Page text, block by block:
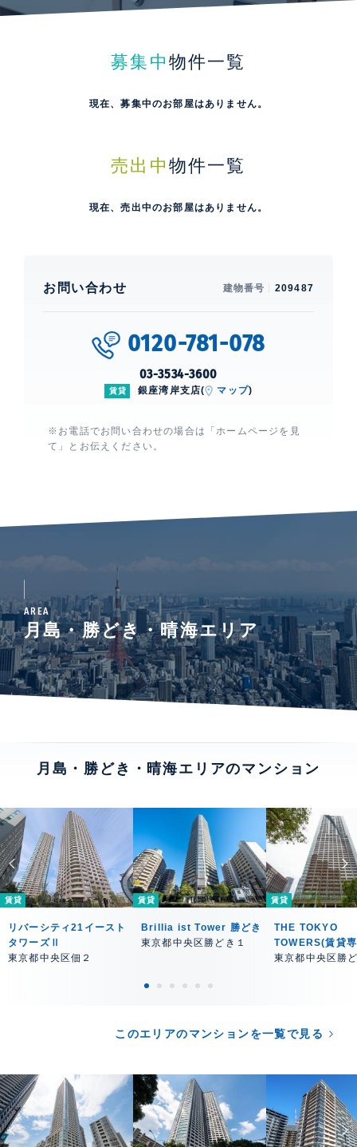
募集中 物件一覧
現在、募集中のお部屋はありません。
売出中 物件一覧
現在、売出中のお部屋はありません。
お問い合わせ 建物番号 209487
0120-781-078
03-3534-3600
賃貸 銀座湾岸支店( マップ)
※お電話でお問い合わせの場合は「ホームページを見
て」とお伝えください。
AREA
月島・勝どき・晴海エリア
月島・勝どき・晴海エリアのマンション
賃貸
リバーシティ21イースト
タワーズⅡ
東京都中央区佃２
賃貸
Brillia ist Tower 勝どき
東京都中央区勝どき１
賃貸
THE TOKYO
TOWERS(賃貸
東京都中央区勝
このエリアのマンションを一覧で見る